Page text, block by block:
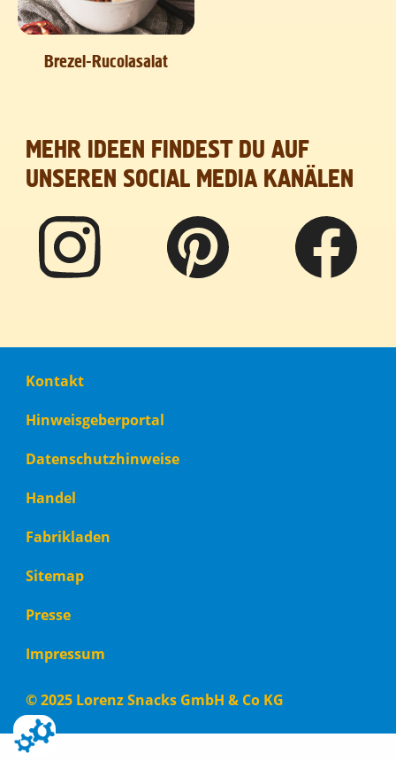
Brezel-Rucolasalat
MEHR IDEEN FINDEST DU AUF
UNSEREN SOCIAL MEDIA KANÄLEN
Footer
menu
Kontakt
Hinweisgeberportal
Datenschutzhinweise
Handel
Fabrikladen
Sitemap
Presse
Impressum
© 2025 Lorenz Snacks GmbH & Co KG